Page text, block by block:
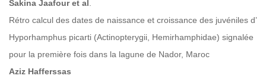
Sakina Jaafour et al
Rétro calcul des dates de naissance et croissance des juvéniles d’
Hyporhamphus picarti (Actinopterygii, Hemirhamphidae) signalée
pour la première fois dans la lagune de Nador, Maroc
Aziz Hafferssas